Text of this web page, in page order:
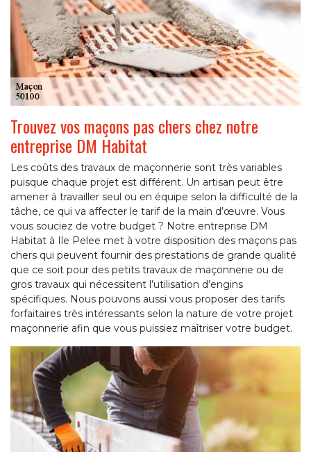
Trouvez vos maçons pas chers chez notre
entreprise DM Habitat
Les coûts des travaux de maçonnerie sont très variables
puisque chaque projet est différent. Un artisan peut être
amener à travailler seul ou en équipe selon la difficulté de la
tâche, ce qui va affecter le tarif de la main d’œuvre. Vous
vous souciez de votre budget ? Notre entreprise DM
Habitat à Ile Pelee met à votre disposition des maçons pas
chers qui peuvent fournir des prestations de grande qualité
que ce soit pour des petits travaux de maçonnerie ou de
gros travaux qui nécessitent l’utilisation d’engins
spécifiques. Nous pouvons aussi vous proposer des tarifs
forfaitaires très intéressants selon la nature de votre projet
maçonnerie afin que vous puissiez maîtriser votre budget.